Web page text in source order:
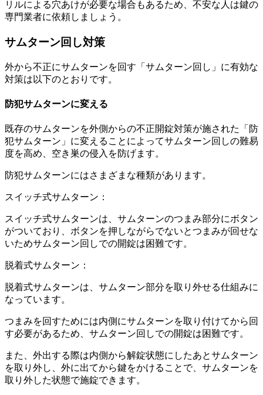
リルによる穴あけが必要な場合もあるため、不安な人は鍵の
専門業者に依頼しましょう。
サムターン回し対策
外から不正にサムターンを回す「サムターン回し」に有効な
対策は以下のとおりです。
防犯サムターンに変える
既存のサムターンを外側からの不正開錠対策が施された「防
犯サムターン」に変えることによってサムターン回しの難易
度を高め、空き巣の侵入を防げます。
防犯サムターンにはさまざまな種類があります。
スイッチ式サムターン：
スイッチ式サムターンは、サムターンのつまみ部分にボタン
がついており、ボタンを押しながらでないとつまみが回せな
いためサムターン回しでの開錠は困難です。
脱着式サムターン：
脱着式サムターンは、サムターン部分を取り外せる仕組みに
なっています。
つまみを回すためには内側にサムターンを取り付けてから回
す必要があるため、サムターン回しでの開錠は困難です。
また、外出する際は内側から解錠状態にしたあとサムターン
を取り外し、外に出てから鍵をかけることで、サムターンを
取り外した状態で施錠できます。